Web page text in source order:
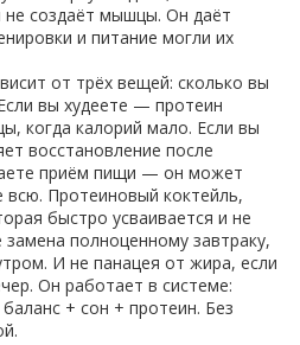
не создаёт мышцы. Он даёт
и питание могли их
от трёх вещей: сколько вы
вы худеете — протеин
когда калорий мало. Если вы
восстановление после
приём пищи — он может
всю. Протеиновый коктейль,
быстро усваивается и не
полноценному завтраку,
И не панацея от жира, если
Он работает в системе:
+ сон + протеин. Без